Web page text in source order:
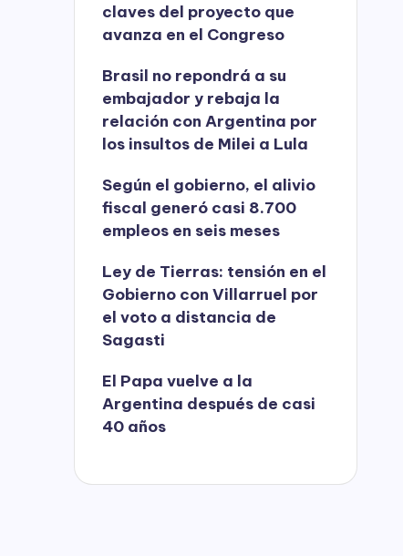
claves del proyecto que
avanza en el Congreso
Brasil no repondrá a su
embajador y rebaja la
relación con Argentina por
los insultos de Milei a Lula
Según el gobierno, el alivio
fiscal generó casi 8.700
empleos en seis meses
Ley de Tierras: tensión en el
Gobierno con Villarruel por
el voto a distancia de
Sagasti
El Papa vuelve a la
Argentina después de casi
40 años